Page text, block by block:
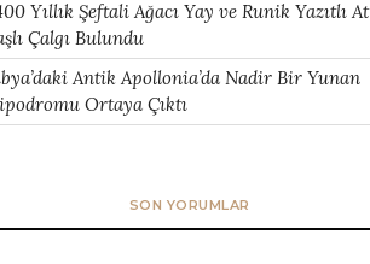
Yıllık Şeftali Ağacı Yay ve Runik Yazıtlı At
Çalgı Bulundu
Antik Apollonia’da Nadir Bir Yunan
Ortaya Çıktı
SON YORUMLAR